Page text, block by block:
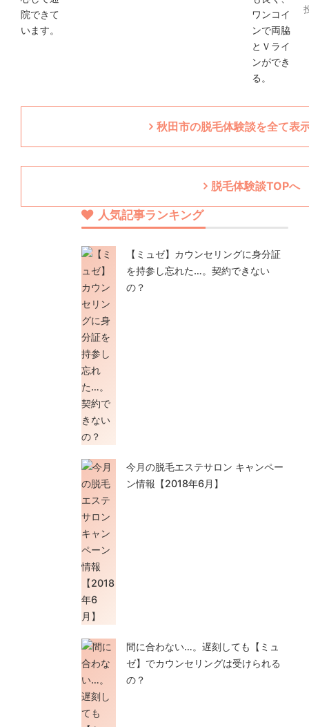
秋田市の脱毛体験談を全て表
脱毛体験談TOPへ
人気記事ランキング
【ミュゼ】カウンセリングに身分証
を持参し忘れた…。契約できない
の？
今月の脱毛エステサロン キャンペー
ン情報【2018年6月】
間に合わない…。遅刻しても【ミュ
ゼ】でカウンセリングは受けられる
の？